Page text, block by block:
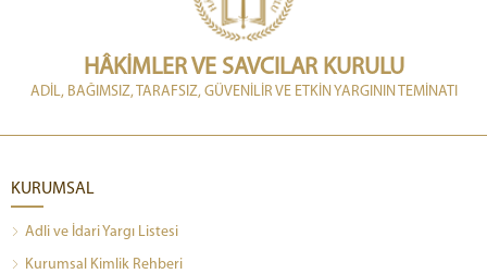
HÂKİMLER VE SAVCILAR KURULU
ADİL, BAĞIMSIZ, TARAFSIZ, GÜVENİLİR VE ETKİN YARGININ TEMİNATI
KURUMSAL
Adli ve İdari Yargı Listesi
Kurumsal Kimlik Rehberi